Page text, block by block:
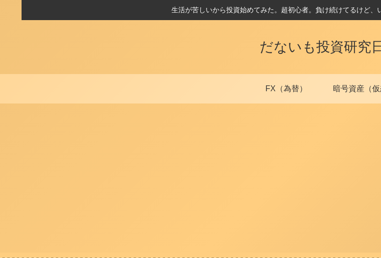
生活が苦しいから投資始めてみた。超初心者。負け続けてるけど、
だないも投資研究
FX（為替） 暗号資産（仮